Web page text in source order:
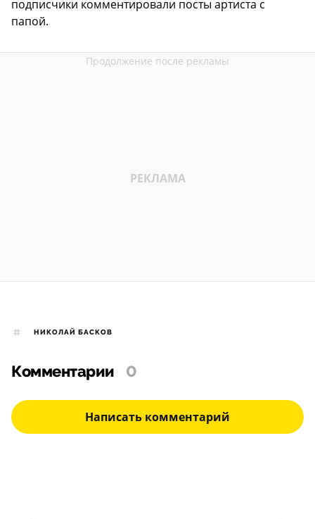
подписчики комментировали посты артиста с
папой.
НИКОЛАЙ БАСКОВ
Комментарии 0
Написать комментарий